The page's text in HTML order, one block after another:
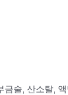
금술, 산소탈, 액